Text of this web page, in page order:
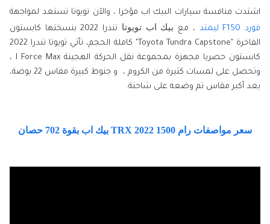
اشتدت منافسة سيارات البيك اب مؤخرا ، والآن تويوتا تستعد لمواجهة
فورد F150 ليمتد
، مع بيك اب تويوتا
تندرا 2022 بنسختها كابستون
الفاخرة "Toyota Tundra Capstone" كاملة الحجم، تأتي تويوتا تندرا 2022
كابستون حصريا مجهزة بمجموعة نقل الحركة الهجينة I Force Max ،
وتحصل على لمسات كثيرة من الكروم ، و جنوط كبيرة مقاس 22 بوصة،
يعد أكبر مقاس تم وضعه على شاحنة.
سعر مواصفات رام 1500 2022 TRX بيك اب بقوة 702 حصان